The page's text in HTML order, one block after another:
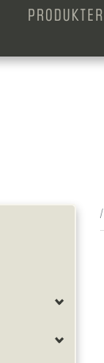
PRODUKTER
/